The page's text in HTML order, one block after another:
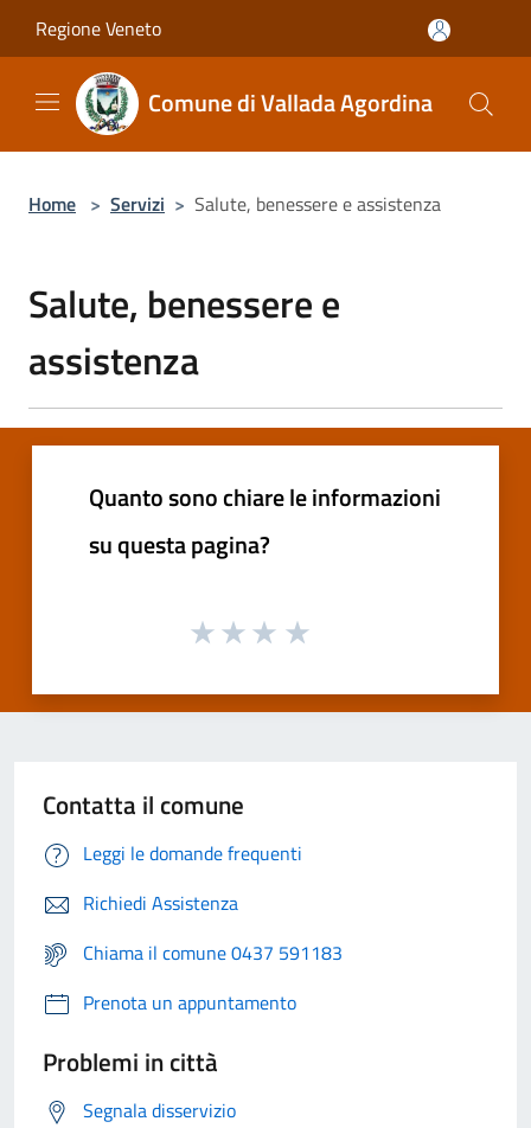
Regione Veneto
Comune di Vallada Agordina
Home > Servizi > Salute, benessere e assistenza
Salute, benessere e
assistenza
Quanto sono chiare le informazioni
su questa pagina?
Contatta il comune
Leggi le domande frequenti
Richiedi Assistenza
Chiama il comune 0437 591183
Prenota un appuntamento
Problemi in città
Segnala disservizio